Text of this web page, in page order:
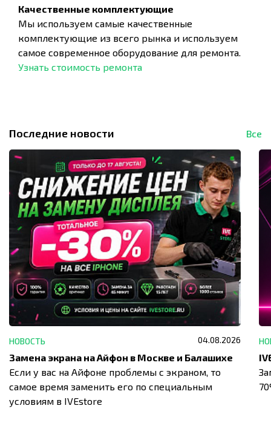
Качественные комплектующие
Мы используем самые качественные
комплектующие из всего рынка и используем
самое современное оборудование для ремонта.
Узнать стоимость ремонта
Последние новости Все
НОВОСТЬ 04.08.2026
Замена экрана на Айфон в Москве и Балашихе
Если у вас на Айфоне проблемы с экраном, то
самое время заменить его по специальным
условиям в IVEstore